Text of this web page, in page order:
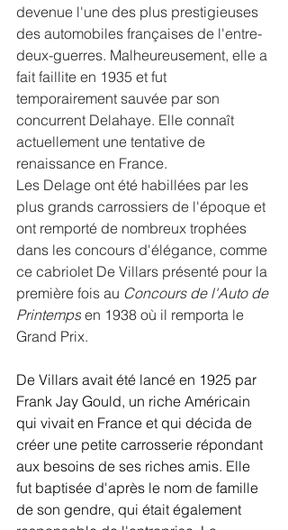
devenue l'une des plus prestigieuses
des automobiles françaises de l'entre-
deux-guerres. Malheureusement, elle a
fait faillite en 1935 et fut
temporairement sauvée par son
concurrent Delahaye. Elle connaît
actuellement une tentative de
renaissance en France.
Les Delage ont été habillées par les
plus grands carrossiers de l'époque et
ont remporté de nombreux trophées
dans les concours d'élégance, comme
ce cabriolet De Villars présenté pour la
première fois au Concours de l'Auto de
Printemps en 1938 où il remporta le
Grand Prix.
De Villars avait été lancé en 1925 par
Frank Jay Gould, un riche Américain
qui vivait en France et qui décida de
créer une petite carrosserie répondant
aux besoins de ses riches amis. Elle
fut baptisée d'après le nom de famille
de son gendre, qui était également